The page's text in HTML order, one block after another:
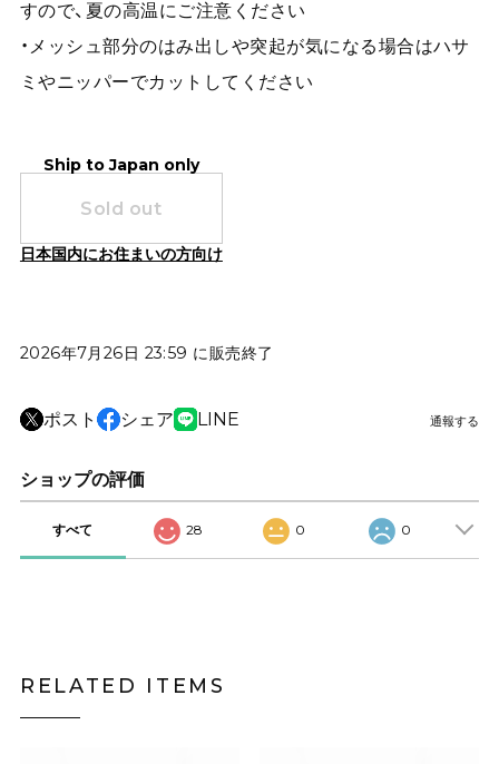
すので、夏の高温にご注意ください
・メッシュ部分のはみ出しや突起が気になる場合はハサ
ミやニッパーでカットしてください
Ship to Japan only
Sold out
日本国内にお住まいの方向け
2026年7月26日 23:59 に販売終了
ポスト シェア LINE 通報する
ショップの評価
すべて 28 0 0
RELATED ITEMS